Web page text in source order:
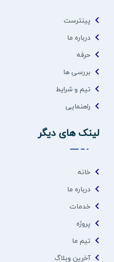
پینترست
درباره ما
حرفه
بررسی ها
تیم و شرایط
راهنمایی
لینک های دیگر
خانه
درباره ما
خدمات
پروژه
تیم ما
آخرین وبلاگ